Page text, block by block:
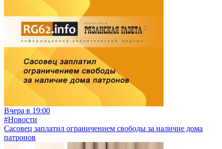
Вчера в 19:00
#Новости
Сасовец заплатил ограничением свободы за наличие дома
патронов